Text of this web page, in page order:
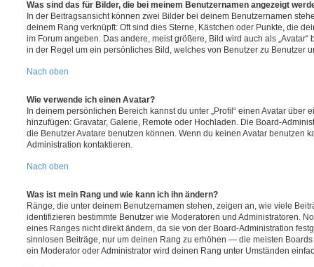
Was sind das für Bilder, die bei meinem Benutzernamen angezeigt
In der Beitragsansicht können zwei Bilder bei deinem Benutzernamen
deinem Rang verknüpft: Oft sind dies Sterne, Kästchen oder Punkte, die
im Forum angeben. Das andere, meist größere, Bild wird auch als
in der Regel um ein persönliches Bild, welches von Benutzer zu Benutzer
Nach oben
Wie verwende ich einen Avatar?
In deinem persönlichen Bereich kannst du unter „Profil“ einen Avatar über
hinzufügen: Gravatar, Galerie, Remote oder Hochladen. Die Board-
die Benutzer Avatare benutzen können. Wenn du keinen Avatar benutzen
Administration kontaktieren.
Nach oben
Was ist mein Rang und wie kann ich ihn ändern?
Ränge, die unter deinem Benutzernamen stehen, zeigen an, wie viele
identifizieren bestimmte Benutzer wie Moderatoren und Administratoren.
eines Ranges nicht direkt ändern, da sie von der Board-Administration
sinnlosen Beiträge, nur um deinen Rang zu erhöhen — die meisten
ein Moderator oder Administrator wird deinen Rang unter Umständen